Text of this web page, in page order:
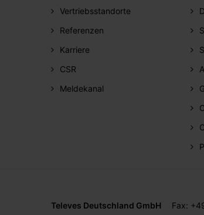
Vertriebsstandorte
Referenzen
Karriere
CSR
Meldekanal
Televes Deutschland GmbH
Fax: